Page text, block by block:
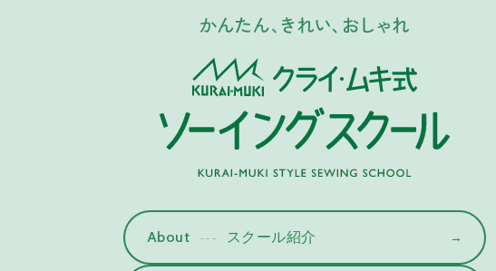
About --- スクール紹介 →